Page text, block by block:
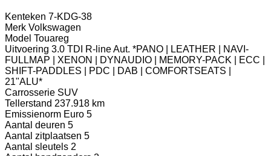
Kenteken 7-KDG-38
Merk Volkswagen
Model Touareg
Uitvoering 3.0 TDI R-line Aut. *PANO | LEATHER | NAVI-
FULLMAP | XENON | DYNAUDIO | MEMORY-PACK | ECC |
SHIFT-PADDLES | PDC | DAB | COMFORTSEATS |
21"ALU*
Carrosserie SUV
Tellerstand 237.918 km
Emissienorm Euro 5
Aantal deuren 5
Aantal zitplaatsen 5
Aantal sleutels 2